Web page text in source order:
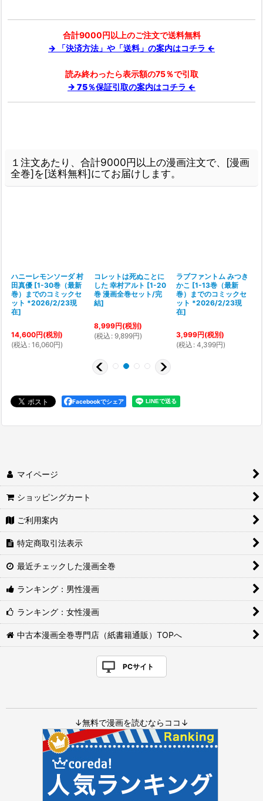
合計9000円以上のご注文で送料無料
→ 「決済方法」や「送料」の案内はコチラ ←
読み終わったら表示額の75％で引取
→ 75％保証引取の案内はコチラ ←
１注文あたり、合計9000円以上の漫画注文で、[漫画
全巻]を[送料無料]にてお届けします。
ハニーレモンソーダ 村
田真優 [1-30巻（最新
巻）までのコミックセ
ット *2026/2/23現
在]
14,600円(税別)
(税込 : 16,060円)
コレットは死ぬことに
した 幸村アルト [1-20
巻 漫画全巻セット/完
結]
8,999円(税別)
(税込 : 9,899円)
ラブファントム みつき
かこ [1-13巻（最新
巻）までのコミックセ
ット *2026/2/23現
在]
3,999円(税別)
(税込 : 4,399円)
Facebookでシェア
マイページ
ショッピングカート
ご利用案内
特定商取引法表示
最近チェックした漫画全巻
ランキング：男性漫画
ランキング：女性漫画
中古本漫画全巻専門店（紙書籍通販）TOPへ
PCサイト
↓無料で漫画を読むならココ↓